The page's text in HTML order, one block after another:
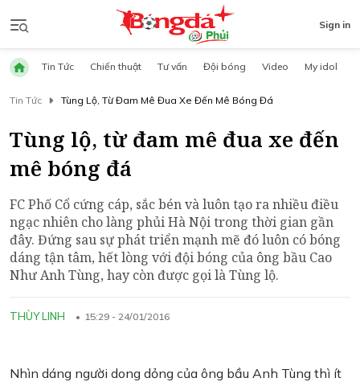
Sign in
Tin Tức Chiến thuật Tư vấn Đội bóng Video My idol
Tin Tức Tùng Lộ, Từ Đam Mê Đua Xe Đến Mê Bóng Đá
Tùng lộ, từ đam mê đua xe đến
mê bóng đá
FC Phố Cổ cứng cáp, sắc bén và luôn tạo ra nhiều điều
ngạc nhiên cho làng phủi Hà Nội trong thời gian gần
đây. Đứng sau sự phát triển mạnh mẽ đó luôn có bóng
dáng tận tâm, hết lòng với đội bóng của ông bầu Cao
Như Anh Tùng, hay còn được gọi là Tùng lộ.
THÙY LINH 15:29 - 24/01/2016
Nhìn dáng người dong dỏng của ông bầu Anh Tùng thì ít